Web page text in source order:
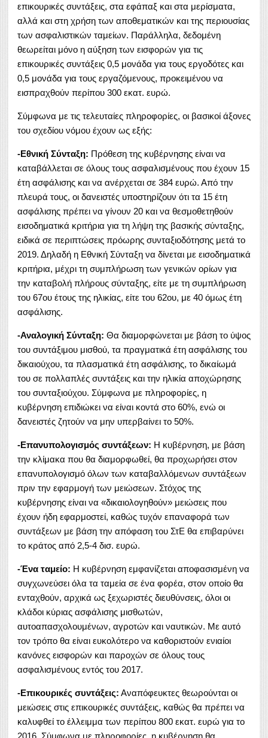
επικουρικές συντάξεις, στα εφάπαξ και στα μερίσματα,
αλλά και στη χρήση των αποθεματικών και της περιουσίας
των ασφαλιστικών ταμείων. Παράλληλα, δεδομένη
θεωρείται μόνο η αύξηση των εισφορών για τις
επικουρικές συντάξεις 0,5 μονάδα για τους εργοδότες και
0,5 μονάδα για τους εργαζόμενους, προκειμένου να
εισπραχθούν περίπου 300 εκατ. ευρώ.
Σύμφωνα με τις τελευταίες πληροφορίες, οι βασικοί άξονες
του σχεδίου νόμου έχουν ως εξής:
-Εθνική Σύνταξη: Πρόθεση της κυβέρνησης είναι να
καταβάλλεται σε όλους τους ασφαλισμένους που έχουν 15
έτη ασφάλισης και να ανέρχεται σε 384 ευρώ. Από την
πλευρά τους, οι δανειστές υποστηρίζουν ότι τα 15 έτη
ασφάλισης πρέπει να γίνουν 20 και να θεσμοθετηθούν
εισοδηματικά κριτήρια για τη λήψη της βασικής σύνταξης,
ειδικά σε περιπτώσεις πρόωρης συνταξιοδότησης μετά το
2019. Δηλαδή η Εθνική Σύνταξη να δίνεται με εισοδηματικά
κριτήρια, μέχρι τη συμπλήρωση των γενικών ορίων για
την καταβολή πλήρους σύνταξης, είτε με τη συμπλήρωση
του 67ου έτους της ηλικίας, είτε του 62ου, με 40 όμως έτη
ασφάλισης.
-Αναλογική Σύνταξη: Θα διαμορφώνεται με βάση το ύψος
του συντάξιμου μισθού, τα πραγματικά έτη ασφάλισης του
δικαιούχου, τα πλασματικά έτη ασφάλισης, το δικαίωμά
του σε πολλαπλές συντάξεις και την ηλικία αποχώρησης
του συνταξιούχου. Σύμφωνα με πληροφορίες, η
κυβέρνηση επιδιώκει να είναι κοντά στο 60%, ενώ οι
δανειστές ζητούν να μην υπερβαίνει το 50%.
-Επανυπολογισμός συντάξεων: Η κυβέρνηση, με βάση
την κλίμακα που θα διαμορφωθεί, θα προχωρήσει στον
επανυπολογισμό όλων των καταβαλλόμενων συντάξεων
πριν την εφαρμογή των μειώσεων. Στόχος της
κυβέρνησης είναι να «δικαιολογηθούν» μειώσεις που
έχουν ήδη εφαρμοστεί, καθώς τυχόν επαναφορά των
συντάξεων με βάση την απόφαση του ΣτΕ θα επιβαρύνει
το κράτος από 2,5-4 δισ. ευρώ.
-Ένα ταμείο: Η κυβέρνηση εμφανίζεται αποφασισμένη να
συγχωνεύσει όλα τα ταμεία σε ένα φορέα, στον οποίο θα
ενταχθούν, αρχικά ως ξεχωριστές διευθύνσεις, όλοι οι
κλάδοι κύριας ασφάλισης μισθωτών,
αυτοαπασχολουμένων, αγροτών και ναυτικών. Με αυτό
τον τρόπο θα είναι ευκολότερο να καθοριστούν ενιαίοι
κανόνες εισφορών και παροχών σε όλους τους
ασφαλισμένους εντός του 2017.
-Επικουρικές συντάξεις: Αναπόφευκτες θεωρούνται οι
μειώσεις στις επικουρικές συντάξεις, καθώς θα πρέπει να
καλυφθεί το έλλειμμα των περίπου 800 εκατ. ευρώ για το
2016. Σύμφωνα με πληροφορίες, η κυβέρνηση θα